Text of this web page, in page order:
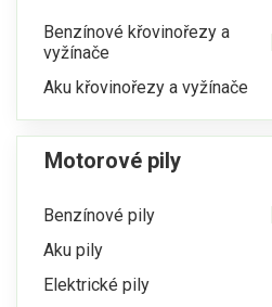
Benzínové křovinořezy a
vyžínače
Aku křovinořezy a vyžínače
Motorové pily
Benzínové pily
Aku pily
Elektrické pily